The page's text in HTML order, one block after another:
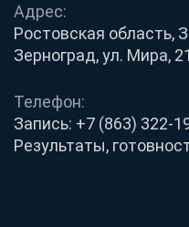
Адрес:
Ростовская область,
Зерноград, ул. Мира,
Телефон:
Запись: +7 (863) 322-
Результаты,